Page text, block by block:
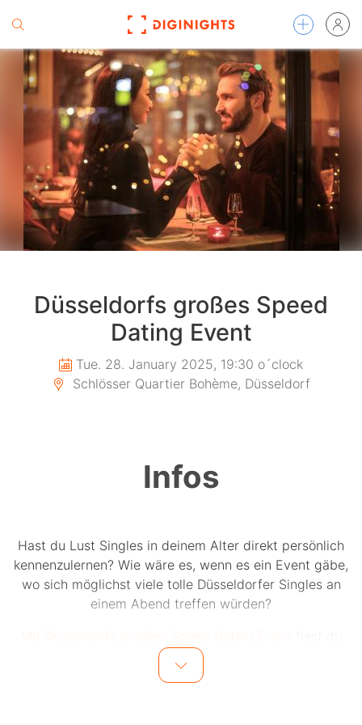
Düsseldorfs großes Speed
Dating Event
Tue. 28. January 2025, 19:30 o´clock
Schlösser Quartier Bohème, Düsseldorf
Infos
Hast du Lust Singles in deinem Alter direkt persönlich
kennenzulernen? Wie wäre es, wenn es ein Event gäbe,
wo sich möglichst viele tolle Düsseldorfer Singles an
einem Abend treffen würden?
jetzt die Chance auf bis zu 15 einzigartige Dates an
einem Abend.